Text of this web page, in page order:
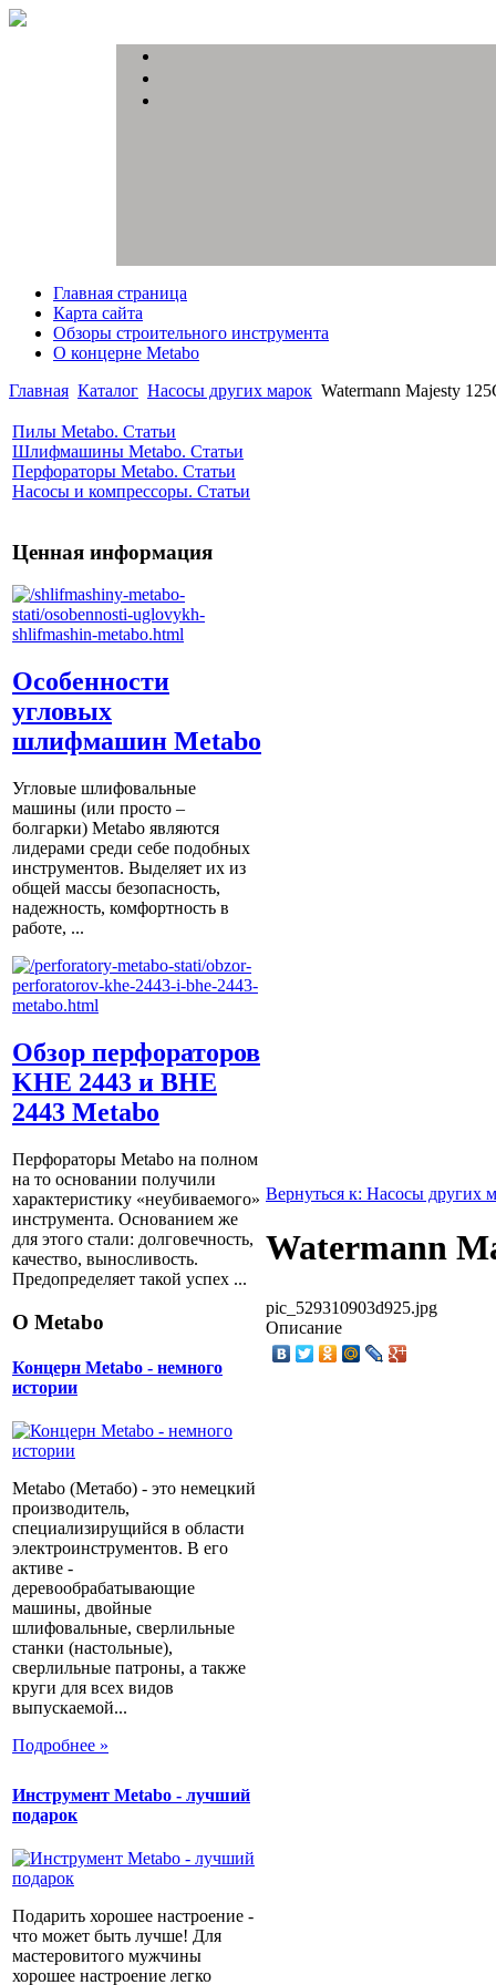
Главная страница
Карта сайта
Обзоры строительного инструмента
О концерне Metabo
Главная Каталог Насосы других марок Watermann Majesty
Пилы Metabo. Статьи
Шлифмашины Metabo. Статьи
Перфораторы Metabo. Статьи
Насосы и компрессоры. Статьи
Ценная информация
Особенности
угловых
шлифмашин Metabo
Угловые шлифовальные
машины (или просто –
болгарки) Мetabo являются
лидерами среди себе подобных
инструментов. Выделяет их из
общей массы безопасность,
надежность, комфортность в
работе, ...
Обзор перфораторов
KHE 2443 и BHE
2443 Metabo
Перфораторы Metabo на полном
на то основании получили
характеристику «неубиваемого»
инструмента. Основанием же
для этого стали: долговечность,
качество, выносливость.
Предопределяет такой успех ...
О Metabo
Концерн Metabo - немного
истории
Metabo (Метабо) - это немецкий
производитель,
специализирущийся в области
электроинструментов. В его
активе -
деревообрабатывающие
машины, двойные
шлифовальные, сверлильные
станки (настольные),
сверлильные патроны, а также
круги для всех видов
выпускаемой...
Подробнее »
Инструмент Metabo - лучший
подарок
Подарить хорошее настроение -
что может быть лучше! Для
мастеровитого мужчины
хорошее настроение легко
Вернуться к: Насосы других
Watermann
pic_529310903d925.jpg
Описание